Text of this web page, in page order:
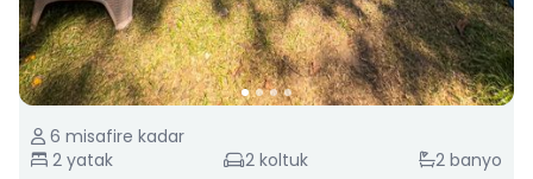
6 misafire kadar
2 yatak 2 koltuk 2 banyo